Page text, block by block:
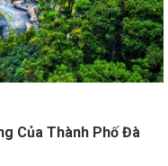
Của Thành Phố Đà